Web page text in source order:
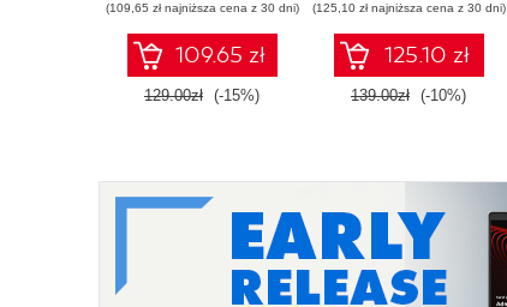
(109,65 zł najniższa cena z 30 dni)
109.65 zł
129.00zł (-15%)
expertise, pass the
AZ-400 with
confidence, and
boost your cloud
career
(125,10 zł najniższa cena z 30 dni)
125.10 zł
139.00zł (-10%)